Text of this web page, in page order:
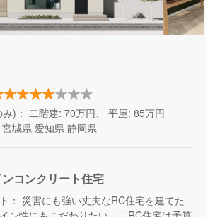
)： 二階建: 70万円、 平屋: 85万円
宮城県 愛知県 静岡県
コンクリート住宅
： 災害にも強い丈夫なRC住宅を建てた